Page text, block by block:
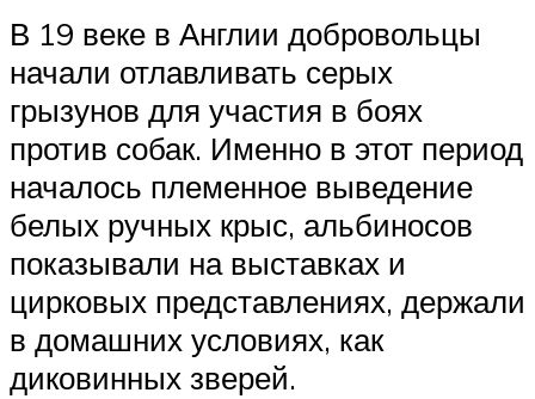
В 19 веке в Англии добровольцы
начали отлавливать серых
грызунов для участия в боях
против собак. Именно в этот период
началось племенное выведение
белых ручных крыс, альбиносов
показывали на выставках и
цирковых представлениях, держали
в домашних условиях, как
диковинных зверей.